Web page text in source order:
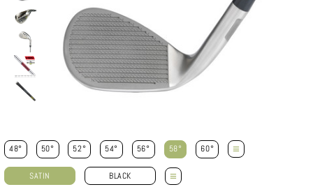
48° 50° 52° 54° 56° 58° 60° ≡
SATIN BLACK ≡